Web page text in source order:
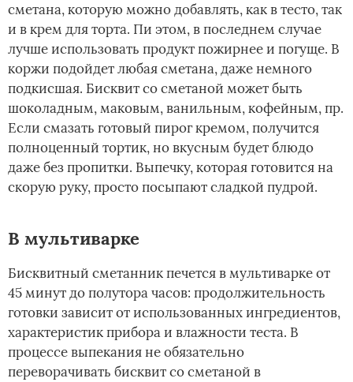
сметана, которую можно добавлять, как в тесто, так
и в крем для торта. Пи этом, в последнем случае
лучше использовать продукт пожирнее и погуще. В
коржи подойдет любая сметана, даже немного
подкисшая. Бисквит со сметаной может быть
шоколадным, маковым, ванильным, кофейным, пр.
Если смазать готовый пирог кремом, получится
полноценный тортик, но вкусным будет блюдо
даже без пропитки. Выпечку, которая готовится на
скорую руку, просто посыпают сладкой пудрой.
В мультиварке
Бисквитный сметанник печется в мультиварке от
45 минут до полутора часов: продолжительность
готовки зависит от использованных ингредиентов,
характеристик прибора и влажности теста. В
процессе выпекания не обязательно
переворачивать бисквит со сметаной в